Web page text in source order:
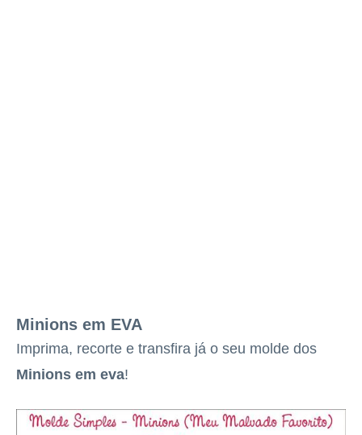
Minions em EVA
Imprima, recorte e transfira já o seu molde dos
Minions em eva!